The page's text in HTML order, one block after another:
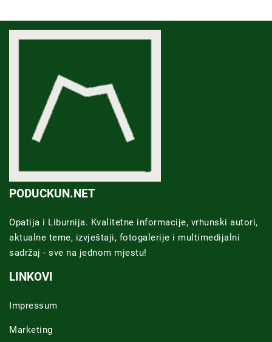
PODUCKUN.NET
Opatija i Liburnija. Kvalitetne informacije, vrhunski autori,
aktualne teme, izvještaji, fotogalerije i multimedijalni
sadržaj - sve na jednom mjestu!
LINKOVI
Impressum
Marketing